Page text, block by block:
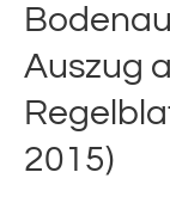
Auszug
2015)